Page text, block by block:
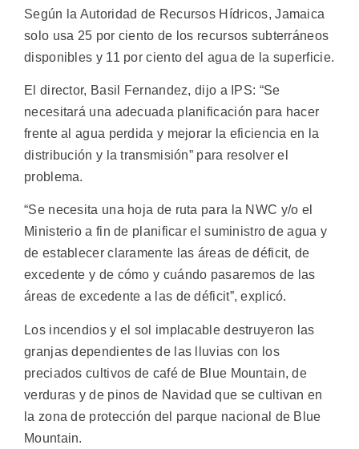
Según la Autoridad de Recursos Hídricos, Jamaica
solo usa 25 por ciento de los recursos subterráneos
disponibles y 11 por ciento del agua de la superficie.
El director, Basil Fernandez, dijo a IPS: “Se
necesitará una adecuada planificación para hacer
frente al agua perdida y mejorar la eficiencia en la
distribución y la transmisión” para resolver el
problema.
“Se necesita una hoja de ruta para la NWC y/o el
Ministerio a fin de planificar el suministro de agua y
de establecer claramente las áreas de déficit, de
excedente y de cómo y cuándo pasaremos de las
áreas de excedente a las de déficit”, explicó.
Los incendios y el sol implacable destruyeron las
granjas dependientes de las lluvias con los
preciados cultivos de café de Blue Mountain, de
verduras y de pinos de Navidad que se cultivan en
la zona de protección del parque nacional de Blue
Mountain.